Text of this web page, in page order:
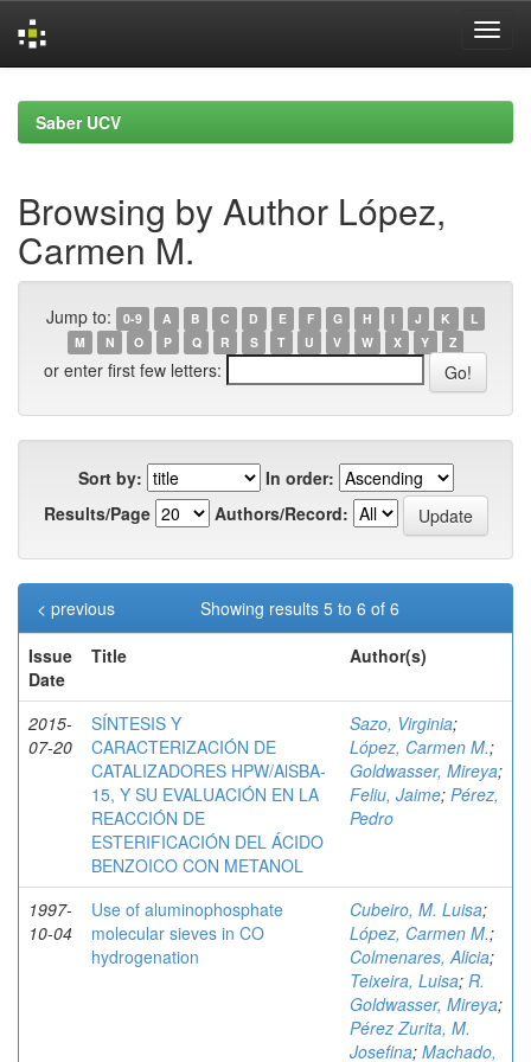
navigationSaber UCV
Browsing by Author López,
Carmen M.
Jump to: 0-9 A B C D E F G H I J K
L
M
N O P Q R S T U V W X Y Z
or enter first few letters:
Sort by:
In order:
Results/Page
Authors/Record:
Showing results 5 to 6 of 6
< previous
Issue
Date
Title Author(s)
2015-
07-20
SÍNTESIS Y
CARACTERIZACIÓN DE
CATALIZADORES HPW/AlSBA-
15, Y SU EVALUACIÓN EN LA
REACCIÓN DE
ESTERIFICACIÓN DEL ÁCIDO
BENZOICO CON METANOL
Sazo, Virginia;
López, Carmen M.;
Goldwasser, Mireya;
Feliu, Jaime; Pérez,
Pedro
1997-
10-04
Use of aluminophosphate
molecular sieves in CO
hydrogenation
Cubeiro, M. Luisa;
López, Carmen M.;
Colmenares, Alicia;
Teixeira, Luisa; R.
Goldwasser, Mireya;
Pérez Zurita, M.
Josefina; Machado,